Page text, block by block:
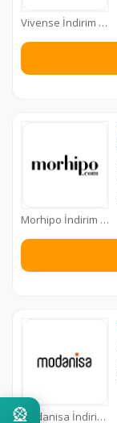
Vivense İndirim Kodu
Morhipo İndirim Kodu
Modanisa İndirim Kodu
🎡